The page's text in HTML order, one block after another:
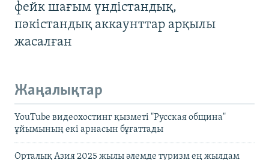
фейк шағым үндістандық,
пәкістандық аккаунттар арқылы
жасалған
Жаңалықтар
YouTube видеохостинг қызметі "Русская община"
ұйымының екі арнасын бұғаттады
Орталық Азия 2025 жылы әлемде туризм ең жылдам